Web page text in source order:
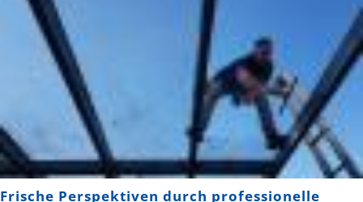
Frische Perspektiven durch professionelle